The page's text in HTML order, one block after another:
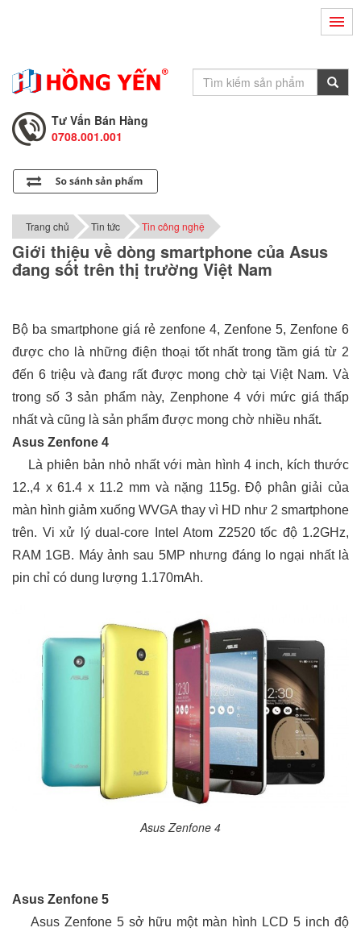
Hỗ Trợ Kỹ Thuật
0708.002.002
Tư Vấn Bán Hàng
0708.001.001
0708.002.002
Tư Vấn Bán Hàng
Trang chủ Tin tức Tin công nghệ
Giới thiệu về dòng smartphone của Asus
đang sốt trên thị trường Việt Nam
Bộ ba smartphone giá rẻ zenfone 4, Zenfone 5, Zenfone 6
được cho là những điện thoại tốt nhất trong tầm giá từ 2
đến 6 triệu và đang rất được mong chờ tại Việt Nam. Và
trong số 3 sản phẩm này, Zenphone 4 với mức giá thấp
nhất và cũng là sản phẩm được mong chờ nhiều nhất.
Asus Zenfone 4
Là phiên bản nhỏ nhất với màn hình 4 inch, kích thước
12.,4 x 61.4 x 11.2 mm và nặng 115g. Độ phân giải của
màn hình giảm xuống WVGA thay vì HD như 2 smartphone
trên. Vi xử lý dual-core Intel Atom Z2520 tốc độ 1.2GHz,
RAM 1GB. Máy ảnh sau 5MP nhưng đáng lo ngại nhất là
pin chỉ có dung lượng 1.170mAh.
Asus Zenfone 4
Asus Zenfone 5
Asus Zenfone 5 sở hữu một màn hình LCD 5 inch độ